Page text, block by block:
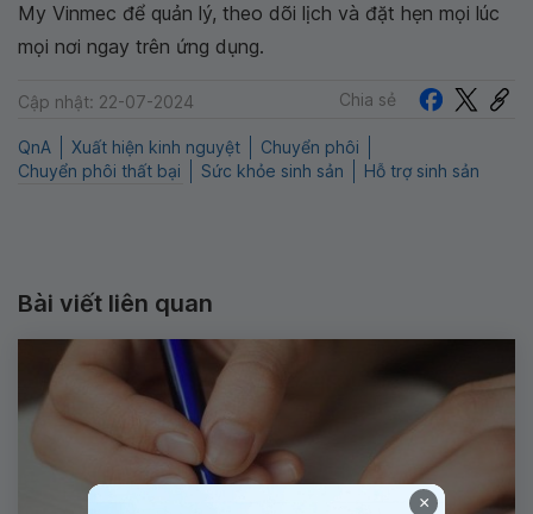
My Vinmec để quản lý, theo dõi lịch và đặt hẹn mọi lúc
mọi nơi ngay trên ứng dụng.
Cập nhật: 22-07-2024 Chia sẻ
QnA Xuất hiện kinh nguyệt
Chuyển phôi
Chuyển phôi thất bại
Sức khỏe sinh sản Hỗ trợ sinh sản
Bài viết liên quan
×